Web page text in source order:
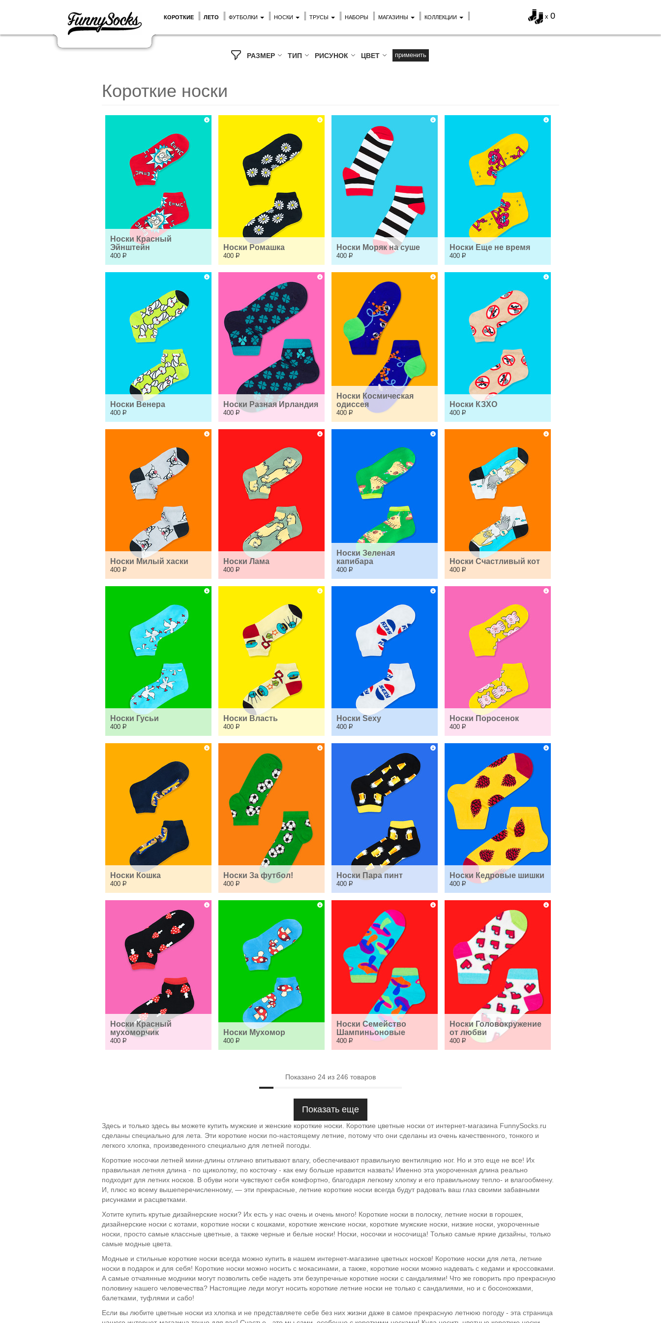
x 0
КОРОТКИЕ ЛЕТО ФУТБОЛКИ НОСКИ ТРУСЫ НАБОРЫ МАГАЗИНЫ КОЛЛЕКЦИИ
РАЗМЕР ТИП РИСУНОК ЦВЕТ применить
Короткие носки
Носки Красный
Эйнштейн
400 Р
Носки Ромашка
400 Р
Носки Моряк на суше
400 Р
Носки Еще не время
400 Р
Носки Венера
400 Р
Носки Разная Ирландия
400 Р
Носки Космическая
одиссея
400 Р
Носки КЗХО
400 Р
Носки Милый хаски
400 Р
Носки Лама
400 Р
Носки Зеленая
капибара
400 Р
Носки Счастливый кот
400 Р
Носки Гусьи
400 Р
Носки Власть
400 Р
Носки Sexy
400 Р
Носки Поросенок
400 Р
Носки Кошка
400 Р
Носки За футбол!
400 Р
Носки Пара пинт
400 Р
Носки Кедровые шишки
400 Р
Носки Красный
мухоморчик
400 Р
Носки Мухомор
400 Р
Носки Семейство
Шампиньоновые
400 Р
Носки Головокружение
от любви
400 Р
Показано 24 из 246 товаров
Показать еще
Здесь и только здесь вы можете купить мужские и женские короткие носки. Короткие цветные носки от интернет-магазина FunnySocks.ru
сделаны специально для лета. Эти короткие носки по-настоящему летние, потому что они сделаны из очень качественного, тонкого и
легкого хлопка, произведенного специально для летней погоды.
Короткие носочки летней мини-длины отлично впитывают влагу, обеспечивают правильную вентиляцию ног. Но и это еще не все! Их
правильная летняя длина - по щиколотку, по косточку - как ему больше нравится назвать! Именно эта укороченная длина реально
подходит для летних носков. В обуви ноги чувствуют себя комфортно, благодаря легкому хлопку и его правильному тепло- и влагообмену.
И, плюс ко всему вышеперечисленному, — эти прекрасные, летние короткие носки всегда будут радовать ваш глаз своими забавными
рисунками и расцветками.
Хотите купить крутые дизайнерские носки? Их есть у нас очень и очень много! Короткие носки в полоску, летние носки в горошек,
дизайнерские носки с котами, короткие носки с кошками, короткие женские носки, короткие мужские носки, низкие носки, укороченные
носки, просто самые классные цветные, а также черные и белые носки! Носки, носочки и носочища! Только самые яркие дизайны, только
самые модные цвета.
Модные и стильные короткие носки всегда можно купить в нашем интернет-магазине цветных носков! Короткие носки для лета, летние
носки в подарок и для себя! Короткие носки можно носить с мокасинами, а также, короткие носки можно надевать с кедами и кроссовками.
А самые отчаянные модники могут позволить себе надеть эти безупречные короткие носки с сандалиями! Что же говорить про прекрасную
половину нашего человечества? Настоящие леди могут носить короткие летние носки не только с сандалиями, но и с босоножками,
балетками, туфлями и сабо!
Если вы любите цветные носки из хлопка и не представляете себе без них жизни даже в самое прекрасную летнюю погоду - эта страница